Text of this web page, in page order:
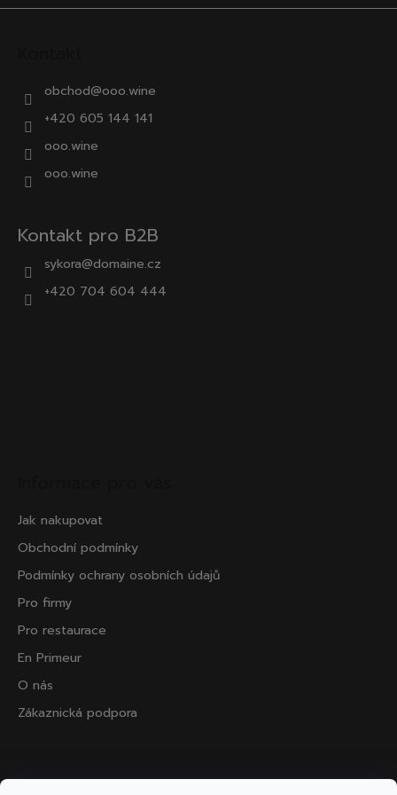
obchod@ooo.wine
+420 605 144 141
ooo.wine
ooo.wine
Kontakt pro B2B
sykora@domaine.cz
+420 704 604 444
Jak nakupovat
Obchodní podmínky
Podmínky ochrany osobních údajů
Pro firmy
Pro restaurace
En Primeur
O nás
Zákaznická podpora
Přijímáme online platby